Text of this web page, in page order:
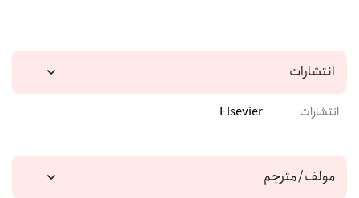
انتشارات
انتشارات Elsevier
مولف / مترجم